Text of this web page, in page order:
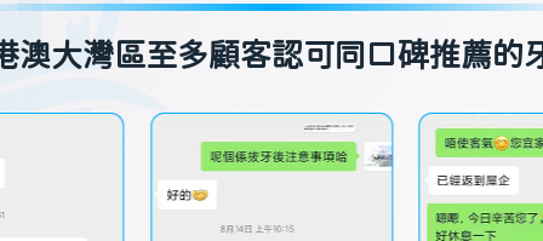
澳大灣區至多顧客認可同口碑推薦的